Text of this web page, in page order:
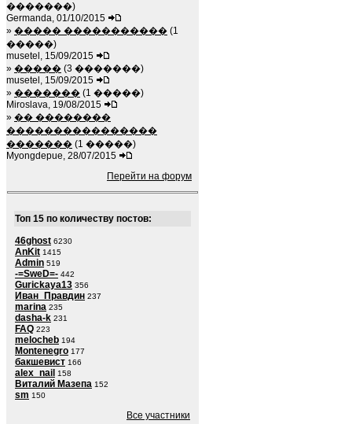
�������)
Germanda, 01/10/2015
» ����� ����������� (1
�����)
musetel, 15/09/2015
» ����� (3 �������)
musetel, 15/09/2015
» ������� (1 �����)
Miroslava, 19/08/2015
» �� ��������
����������������
������� (1 �����)
Myongdepue, 28/07/2015
Перейти на форум
Топ 15 по количеству постов:
46ghost 6230
AnKit 1415
Admin 519
-=SweD=- 442
Gurickaya13 356
Иван_Правдин 237
marina 235
dasha-k 231
FAQ 223
melocheb 194
Montenegro 177
бакшевист 166
alex_nail 158
Виталий Мазепа 152
sm 150
Все участники